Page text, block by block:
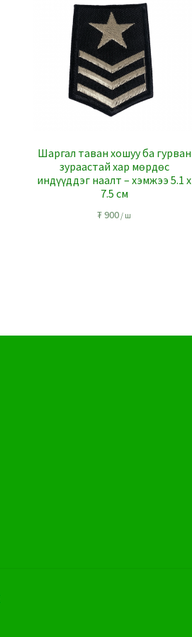
Шаргал таван хошуу ба гурван
зураастай хар мөрдөс
индүүддэг наалт – хэмжээ 5.1 x
7.5 см
₮ 900 / ш